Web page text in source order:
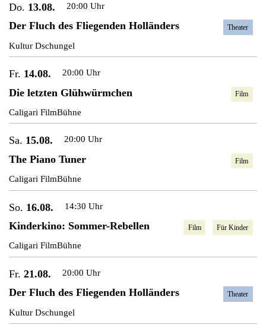
Do. 13.08. 20:00 Uhr
Der Fluch des Fliegenden Holländers
Kultur Dschungel
Theater
Fr. 14.08. 20:00 Uhr
Die letzten Glühwürmchen
Caligari FilmBühne
Film
Sa. 15.08. 20:00 Uhr
The Piano Tuner
Caligari FilmBühne
Film
So. 16.08. 14:30 Uhr
Kinderkino: Sommer-Rebellen
Caligari FilmBühne
Film Für Kinder
Fr. 21.08. 20:00 Uhr
Der Fluch des Fliegenden Holländers
Kultur Dschungel
Theater